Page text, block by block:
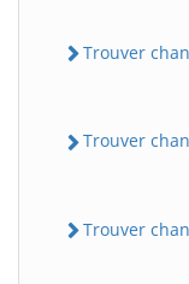
Trouver
Trouver
Trouver